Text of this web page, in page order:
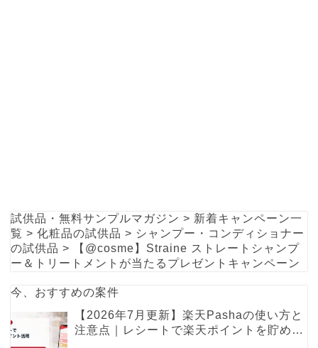
試供品・無料サンプルマガジン > 新着キャンペーン一
覧 > 化粧品の試供品 > シャンプー・コンディショナー
の試供品 >
【@cosme】Straine ストレートシャンプ
ー＆トリートメントが当たるプレゼントキャンペーン
今、おすすめの案件
【2026年7月更新】楽天Pashaの使い方と
注意点｜レシートで楽天ポイントを貯める